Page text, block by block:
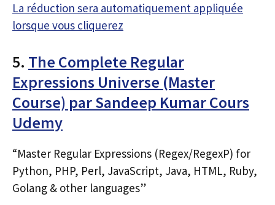
La réduction sera automatiquement appliquée
lorsque vous cliquerez
5. The Complete Regular
Expressions Universe (Master
Course) par Sandeep Kumar Cours
Udemy
“Master Regular Expressions (Regex/RegexP) for
Python, PHP, Perl, JavaScript, Java, HTML, Ruby,
Golang & other languages”